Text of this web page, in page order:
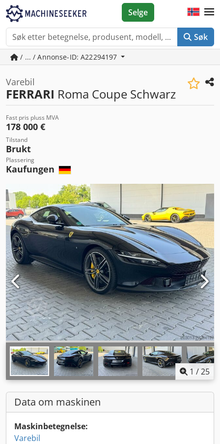
Søk
Selge
/ ... / Annonse-ID: A22294197
Varebil
FERRARI Roma Coupe Schwarz
Fast pris pluss MVA
178 000 €
Tilstand
Brukt
Plassering
Kaufungen
1 /25
Data om maskinen
Maskinbetegnelse:
Varebil